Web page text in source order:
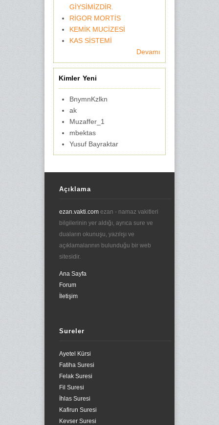
GİYSİMİZDİR.
RİGOR MORTİS
KEMİK MUCİZESİ
KAS SİSTEMİ
Devamı
Kimler Yeni
BnymnKzlkn
ak
Muzaffer_1
mbektas
Yusuf Bayraktar
Açıklama
ezan.vakti.com ezan - namaz vakitleri
bilgilerinin yer aldığı, ayrıca sure ve
duaların okunuşu, yazılışı ve
açıklamalarının bulunduğu bir web
sitesidir.
Ana Sayfa
Forum
İletişim
Sureler
Ayetel Kürsi
Fatiha Suresi
Felak Suresi
Fil Suresi
İhlas Suresi
Kafirun Suresi
Kevser Suresi